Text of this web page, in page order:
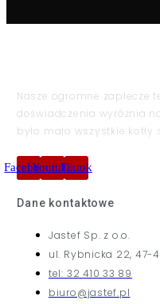
Nasze ogromne zaplecze
doświadczenia wyróżnia
było mało wszystkie kotły
FacebookYoutubeTiktok
Dane kontaktowe
Jastef Sp. z o.o.
ul. Rybnicka 22, 47-
tel: 32 410 33 89
biuro@jastef.pl